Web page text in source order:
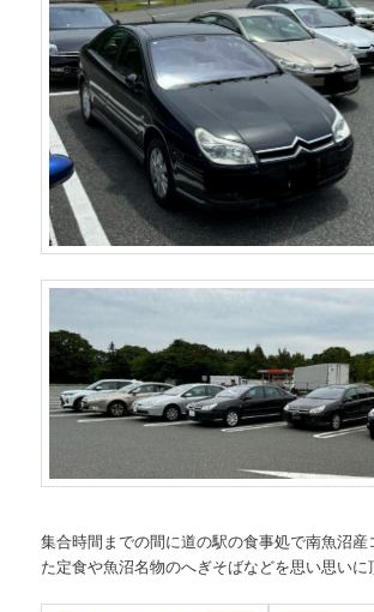
集合時間までの間に道の駅の食事処で南魚沼産
た定食や魚沼名物のへぎそばなどを思い思いに